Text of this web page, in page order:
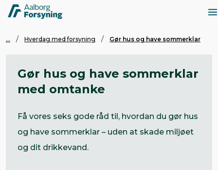
... Hverdag med forsyning Gør hus og have sommerklar
Gør hus og have sommerklar
med omtanke
Få vores seks gode råd til, hvordan du gør hus
og have sommerklar – uden at skade miljøet
og dit drikkevand.